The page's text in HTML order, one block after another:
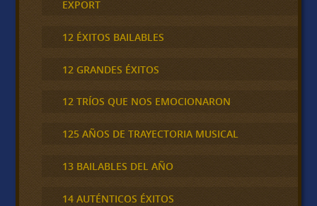
EXPORT
12 ÉXITOS BAILABLES
12 GRANDES ÉXITOS
12 TRÍOS QUE NOS EMOCIONARON
125 AÑOS DE TRAYECTORIA MUSICAL
13 BAILABLES DEL AÑO
14 AUTÉNTICOS ÉXITOS